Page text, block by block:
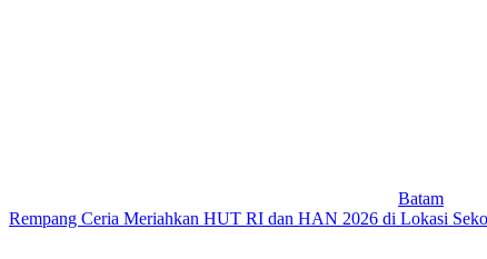
Batam
Rempang Ceria Meriahkan HUT RI dan HAN 2026 di Lokasi